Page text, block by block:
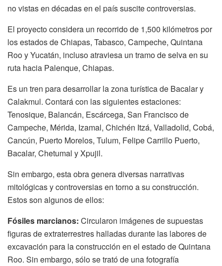
no vistas en décadas en el país suscite controversias.
El proyecto considera un recorrido de 1,500 kilómetros por
los estados de Chiapas, Tabasco, Campeche, Quintana
Roo y Yucatán, incluso atraviesa un tramo de selva en su
ruta hacia Palenque, Chiapas.
Es un tren para desarrollar la zona turística de Bacalar y
Calakmul. Contará con las siguientes estaciones:
Tenosique, Balancán, Escárcega, San Francisco de
Campeche, Mérida, Izamal, Chichén Itzá, Valladolid, Cobá,
Cancún, Puerto Morelos, Tulum, Felipe Carrillo Puerto,
Bacalar, Chetumal y Xpujil.
Sin embargo, esta obra genera diversas narrativas
mitológicas y controversias en torno a su construcción.
Estos son algunos de ellos:
Fósiles marcianos: Circularon imágenes de supuestas
figuras de extraterrestres halladas durante las labores de
excavación para la construcción en el estado de Quintana
Roo. Sin embargo, sólo se trató de una fotografía